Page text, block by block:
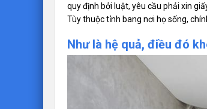
quy định bởi luật, yêu cầu phải xin
Tùy thuộc tỉnh bang nơi họ sống,
Như là hệ quả, điều đó